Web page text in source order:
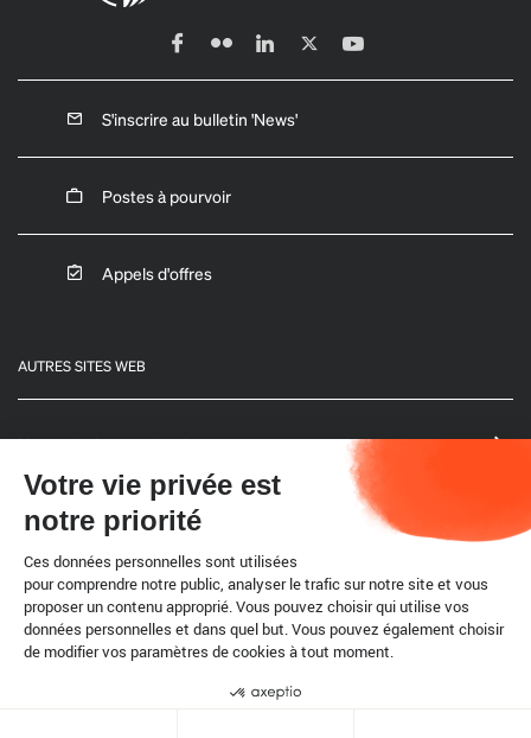
S'inscrire au bulletin 'News'
Postes à pourvoir
Appels d'offres
AUTRES SITES WEB
Notre site international
Sites web d'autres régions
RACCOURCIS
Délégué(e)s de la région Afrique
Votre vie privée est
notre priorité
Ces données personnelles sont utilisées
pour comprendre notre public, analyser le trafic sur notre site et vous
proposer un contenu approprié. Vous pouvez choisir qui utilise vos
données personnelles et dans quel but. Vous pouvez également choisir
de modifier vos paramètres de cookies à tout moment.